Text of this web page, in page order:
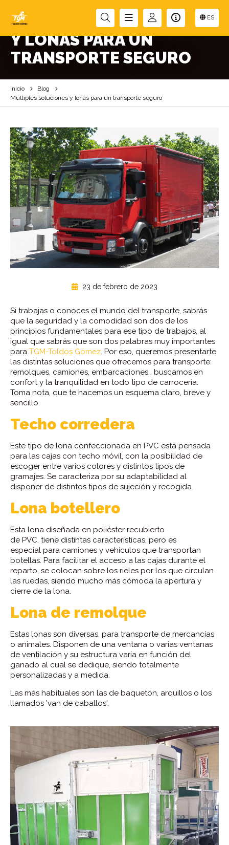
ES
MÚLTIPLES SOLUCIONES
Y LONAS PARA UN
TRANSPORTE SEGURO
Inicio
Blog
Múltiples soluciones y lonas para un transporte seguro
23 de febrero de 2023
Si trabajas o conoces el mundo del transporte, sabrás
que la seguridad y la comodidad son dos de los
principios fundamentales para ese tipo de trabajos, al
igual que sabrás que son dos palabras muy importantes
para TGM-Toldos Gómez. Por eso, queremos presentarte
las distintas soluciones que ofrecemos para transporte:
remolques, camiones, embarcaciones… buscamos en
confort y la tranquilidad en todo tipo de carrocería.
Toma nota, que te hacemos un esquema claro, breve y
sencillo.
Techo corredera
Este tipo de lona confeccionada en PVC está pensada
para las cajas con techo móvil, con la posibilidad de
escoger entre varios colores y distintos tipos de
gramajes. Se caracteriza por su adaptabilidad al
disponer de distintos tipos de sujeción y recogida.
Lona botellero
Esta lona diseñada en poliéster recubierto
de PVC, tiene distintas características, pero es
especial para camiones y vehículos que transportan
botellas. Para facilitar el acceso a las cajas durante el
reparto, se colocan sobre los rieles por los que circulan
las ruedas, siendo mucho más cómoda la apertura y
cierre de la lona.
Lona de remolque
Estas lonas son diversas, para transporte de mercancías
o animales. Disponen de una ventana o varias ventanas
de ventilación y su estructura varía en función del
ganado al cual se dedique, siendo totalmente
personalizadas y a medida.
Las más habituales son las de baquetón, arquillos o los
llamados 'van de caballos'.